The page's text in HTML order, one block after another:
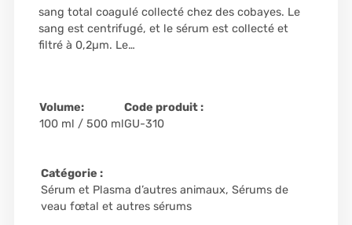
sang total coagulé collecté chez des cobayes. Le
sang est centrifugé, et le sérum est collecté et
filtré à 0,2µm. Le…
Volume:
100 ml / 500 ml
Code produit :
GU-310
Catégorie :
Sérum et Plasma d’autres animaux, Sérums de
veau fœtal et autres sérums